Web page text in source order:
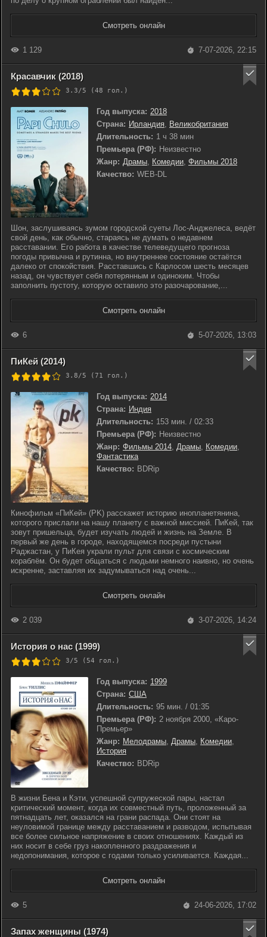
Смотреть онлайн
1 129 7-07-2026, 22:15
Красавчик (2018)
3.3/5 (48 гол.)
Год выпуска: 2018
Страна: Ирландия, Великобритания
Длительность: 1 ч 38 мин
Премьера (РФ): Неизвестно
Жанр: Драмы, Комедии, Фильмы 2018
Качество: WEB-DL
Шон, заслушиваясь зумом городской суеты Лос-Анджелеса, ведёт
свой день, как обычно, стараясь не думать о недавнем
расставании. Его работа в качестве телеведущего прогноза
погоды привычна и рутинна, но внутреннее состояние остаётся
далеко от спокойствия. Расставшись с Карлосом шесть месяцев
назад, он чувствует себя потерянным и одиноким. Чтобы
заполнить пустоту, которую оставило это разочарование,...
Смотреть онлайн
6 5-07-2026, 13:03
ПиКей (2014)
3.8/5 (71 гол.)
Год выпуска: 2014
Страна: Индия
Длительность: 153 мин. / 02:33
Премьера (РФ): Неизвестно
Жанр: Фильмы 2014, Драмы, Комедии,
Фантастика
Качество: BDRip
Кинофильм «ПиКей» (PK) расскажет историю инопланетянина,
которого прислали на нашу планету с важной миссией. ПиКей, так
зовут пришельца, будет изучать людей и жизнь на Земле. В
первый же день в городе, находящемся посреди пустыни
Раджастан, у ПиКея украли пульт для связи с космическим
кораблём. Он будет общаться с людьми немного наивно, но очень
искренне, заставляя их задумываться над очень...
Смотреть онлайн
2 039 3-07-2026, 14:24
История о нас (1999)
3/5 (54 гол.)
Год выпуска: 1999
Страна: США
Длительность: 95 мин. / 01:35
Премьера (РФ): 2 ноября 2000, «Каро-
Премьер»
Жанр: Мелодрамы, Драмы, Комедии,
История
Качество: BDRip
В жизни Бена и Кэти, успешной супружеской пары, настал
критический момент, когда их совместный путь, проложенный за
пятнадцать лет, оказался на грани распада. Они стоят на
неуловимой границе между расставанием и разводом, испытывая
все более сильное напряжение в своих отношениях. Каждый из
них носит в себе груз накопленного раздражения и
недопонимания, которое с годами только усиливается. Каждая...
Смотреть онлайн
5 24-06-2026, 17:02
Запах женщины (1974)